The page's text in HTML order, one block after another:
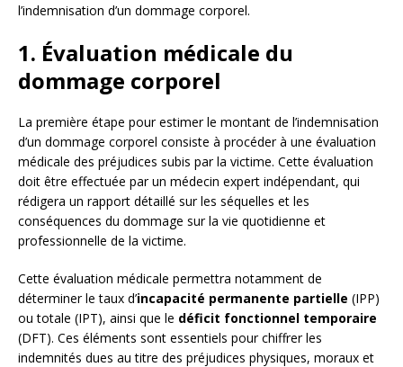
l’indemnisation d’un dommage corporel.
1. Évaluation médicale du
dommage corporel
La première étape pour estimer le montant de l’indemnisation
d’un dommage corporel consiste à procéder à une évaluation
médicale des préjudices subis par la victime. Cette évaluation
doit être effectuée par un médecin expert indépendant, qui
rédigera un rapport détaillé sur les séquelles et les
conséquences du dommage sur la vie quotidienne et
professionnelle de la victime.
Cette évaluation médicale permettra notamment de
déterminer le taux d’incapacité permanente partielle (IPP)
ou totale (IPT), ainsi que le déficit fonctionnel temporaire
(DFT). Ces éléments sont essentiels pour chiffrer les
indemnités dues au titre des préjudices physiques, moraux et